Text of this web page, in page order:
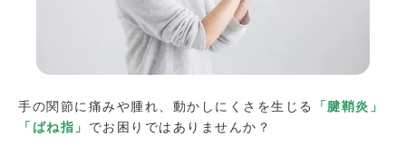
手の関節に痛みや腫れ、動かしにくさを生じる
「腱鞘炎」
「ばね指」 でお困りではありませんか？